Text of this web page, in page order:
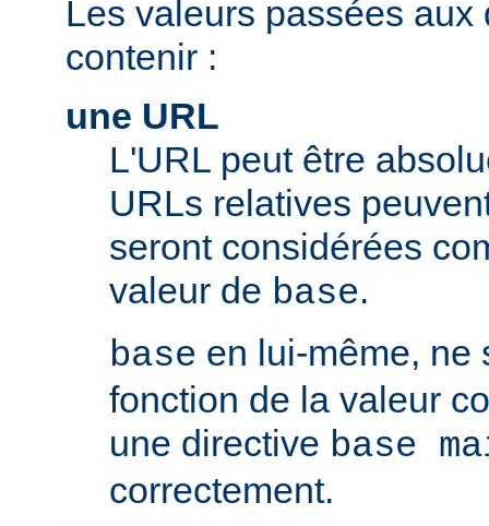
Les valeurs passées
contenir :
une URL
L'URL peut être
URLs relatives
seront considérées
valeur de base.
base en lui-même, ne
fonction de la valeur
une directive base
correctement.